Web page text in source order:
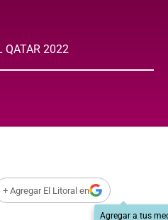
QATAR 2022
+ Agregar El Litoral en
Agregar a tus